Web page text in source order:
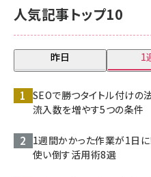
人気記事トップ10
昨日 1
SEOで勝つタイトル付けの
流入数を増やす5つの条件
1週間かかった作業が1日
使い倒す活用術8選